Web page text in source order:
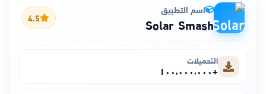
ذكاء اصطناعي
اسم التطبيق
Solar Smash
4.5
التحميلات
+١٠٠٬٠٠٠٬٠٠٠